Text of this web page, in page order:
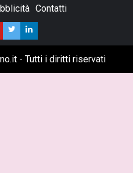
Contatti
- Tutti i diritti riservati